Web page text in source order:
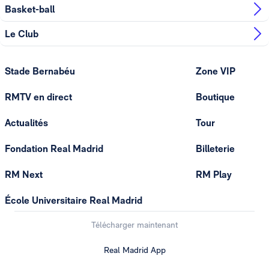
Basket-ball
Le Club
Stade Bernabéu
RMTV en direct
Actualités
Fondation Real Madrid
RM Next
École Universitaire Real Madrid
Zone VIP
Boutique
Tour
Billeterie
RM Play
Télécharger maintenant
Real Madrid App